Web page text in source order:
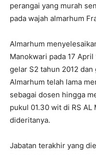
perangai yang murah
pada wajah almarhum
Almarhum
Manokwari pada 17
gelar S2 tahun 2012
Almarhum telah lama
sebagai dosen hingga
pukul 01.30 wit di RS
dideritanya.
Jabatan terakhir yang